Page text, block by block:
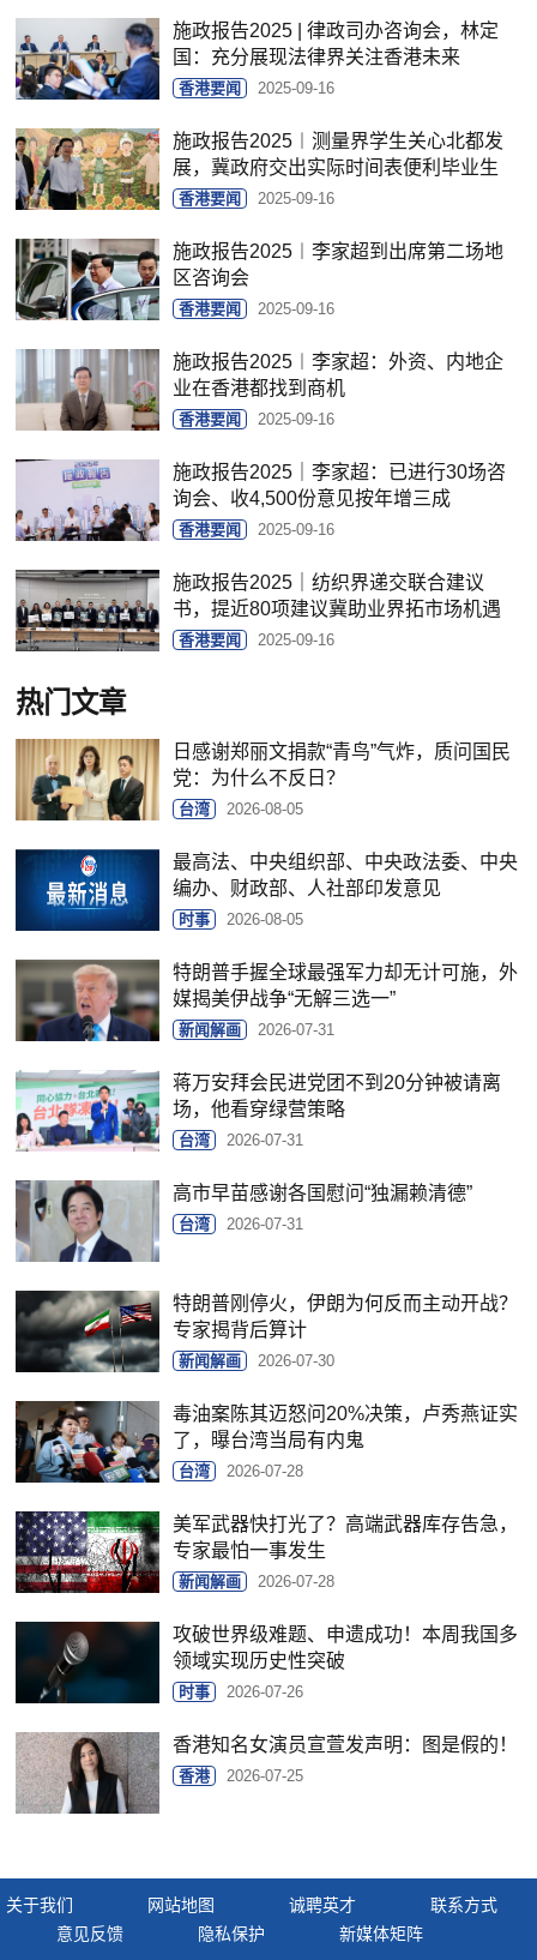
施政报告2025 | 律政司办咨询会，林定
国：充分展现法律界关注香港未来
香港要闻 2025-09-16
施政报告2025︱测量界学生关心北都发
展，冀政府交出实际时间表便利毕业生
香港要闻 2025-09-16
施政报告2025︱李家超到出席第二场地
区咨询会
香港要闻 2025-09-16
施政报告2025︱李家超：外资、内地企
业在香港都找到商机
香港要闻 2025-09-16
施政报告2025｜李家超：已进行30场咨
询会、收4,500份意见按年增三成
香港要闻 2025-09-16
施政报告2025｜纺织界递交联合建议
书，提近80项建议冀助业界拓市场机遇
香港要闻 2025-09-16
热门文章
日感谢郑丽文捐款“青鸟”气炸，质问国民
党：为什么不反日？
台湾 2026-08-05
最高法、中央组织部、中央政法委、中央
编办、财政部、人社部印发意见
时事 2026-08-05
特朗普手握全球最强军力却无计可施，外
媒揭美伊战争“无解三选一”
新闻解画 2026-07-31
蒋万安拜会民进党团不到20分钟被请离
场，他看穿绿营策略
台湾 2026-07-31
高市早苗感谢各国慰问“独漏赖清德”
台湾 2026-07-31
特朗普刚停火，伊朗为何反而主动开战？
专家揭背后算计
新闻解画 2026-07-30
毒油案陈其迈怒问20%决策，卢秀燕证实
了，曝台湾当局有内鬼
台湾 2026-07-28
美军武器快打光了？高端武器库存告急，
专家最怕一事发生
新闻解画 2026-07-28
攻破世界级难题、申遗成功！本周我国多
领域实现历史性突破
时事 2026-07-26
香港知名女演员宣萱发声明：图是假的！
香港 2026-07-25
关于我们 网站地图 诚聘英才
联系方式
意见反馈
隐私保护 新媒体矩阵